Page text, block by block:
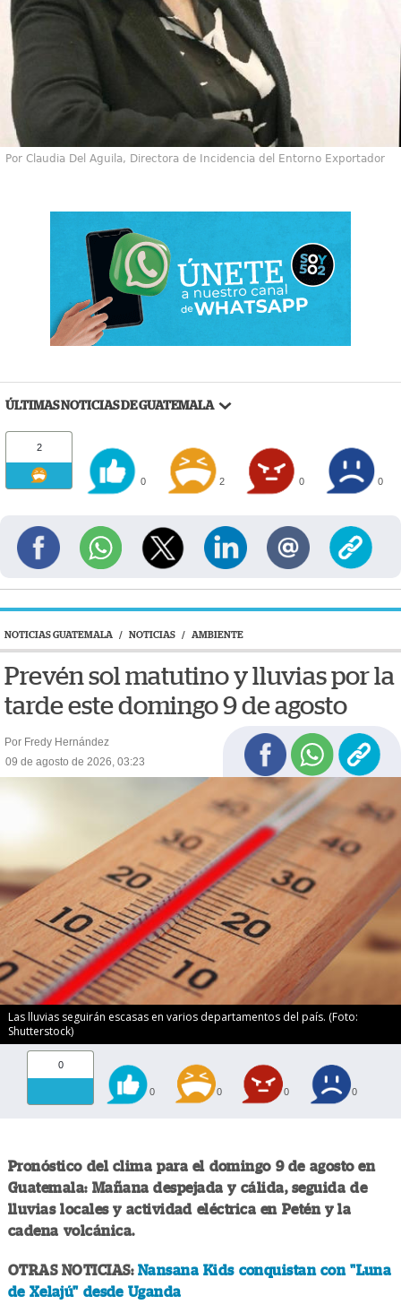
Por Claudia Del Aguila, Directora de Incidencia del Entorno Exportador
ÚLTIMAS NOTICIAS DE GUATEMALA
2
0 2 0 0
NOTICIAS GUATEMALA / NOTICIAS / AMBIENTE
Prevén sol matutino y lluvias por la
tarde este domingo 9 de agosto
Por Fredy Hernández
09 de agosto de 2026, 03:23
Las lluvias seguirán escasas en varios departamentos del país. (Foto:
Shutterstock)
0
0 0 0 0
Pronóstico del clima para el domingo 9 de agosto en
Guatemala: Mañana despejada y cálida, seguida de
lluvias locales y actividad eléctrica en Petén y la
cadena volcánica.
OTRAS NOTICIAS: Nansana Kids conquistan con "Luna
de Xelajú" desde Uganda